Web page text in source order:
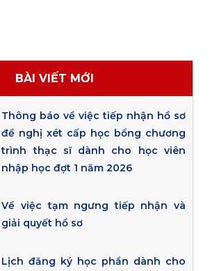
BÀI VIẾT MỚI
Thông báo về việc tiếp nhận hồ sơ
đề nghị xét cấp học bổng chương
trình thạc sĩ dành cho học viên
nhập học đợt 1 năm 2026
Về việc tạm ngưng tiếp nhận và
giải quyết hồ sơ
Lịch đăng ký học phần dành cho